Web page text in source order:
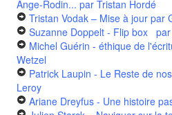
Ange-Rodin... par Tristan Hordé
Tristan Vodak – Mise à jour par
Suzanne Doppelt - Flip box
Michel Guérin - éthique de
Wetzel
Patrick Laupin - Le Reste de
Leroy
Ariane Dreyfus - Une histoire